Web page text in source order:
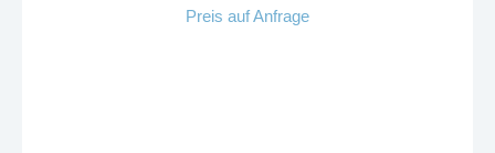
Preis auf Anfrage